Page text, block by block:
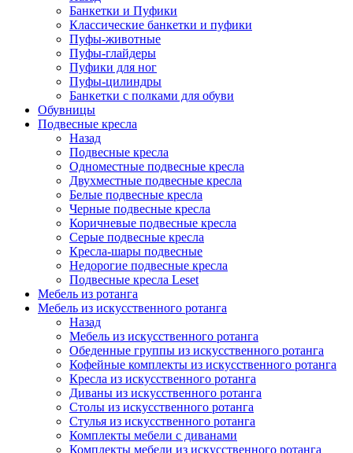
Банкетки и Пуфики
Классические банкетки и пуфики
Пуфы-животные
Пуфы-глайдеры
Пуфики для ног
Пуфы-цилиндры
Банкетки с полками для обуви
Обувницы
Подвесные кресла
Назад
Подвесные кресла
Одноместные подвесные кресла
Двухместные подвесные кресла
Белые подвесные кресла
Черные подвесные кресла
Коричневые подвесные кресла
Серые подвесные кресла
Кресла-шары подвесные
Недорогие подвесные кресла
Подвесные кресла Leset
Мебель из ротанга
Мебель из искусственного ротанга
Назад
Мебель из искусственного ротанга
Обеденные группы из искусственного ротанга
Кофейные комплекты из искусственного ротанга
Кресла из искусственного ротанга
Диваны из искусственного ротанга
Столы из искусственного ротанга
Стулья из искусственного ротанга
Комплекты мебели с диванами
Комплекты мебели из искусственного ротанга